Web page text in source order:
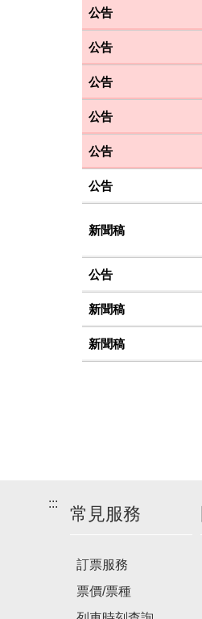
搭
乘
車
次
公告
公告
公告
公告
公告
公告
新聞稿
公告
新聞稿
新聞稿
:::
常見服務
訂票服務
票價/票種